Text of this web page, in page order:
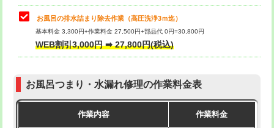
その他部品の脱着 8,800円～
交換・取付（タンク）
交換・取付（普通便座） 11,000円+材料費
交換・取付（温水洗浄便座） 16,500円+材料費
お風呂の排水詰まり除去作業（高圧洗浄3ｍ迄）
基本料金 3,300円+作業料金 27,500円+部品代 0円=30,800円
WEB割引3,000円 ➡ 27,800円(税込)
お風呂つまり・水漏れ修理の作業料金表
作業内容 作業料金